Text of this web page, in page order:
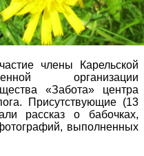
члены Карельской
организации
«Забота» центра
Присутствующие (13
рассказ о бабочках,
выполненных